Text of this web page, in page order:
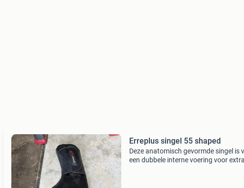
Erreplus singel 55 shaped
Deze anatomisch gevormde singel is
een dubbele interne voering voor